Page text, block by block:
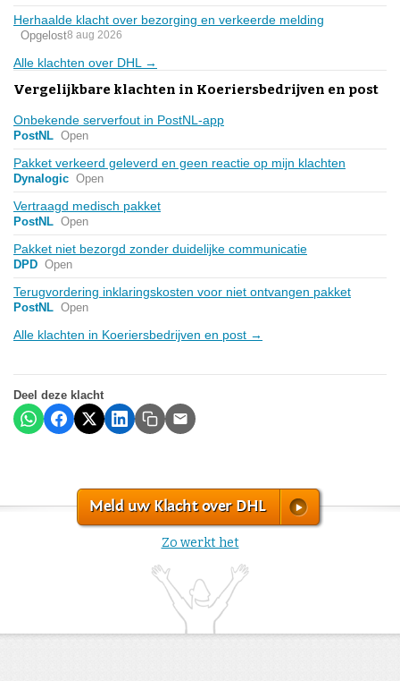
Herhaalde klacht over bezorging en verkeerde melding
Opgelost8 aug 2026
Alle klachten over DHL →
Vergelijkbare klachten in Koeriersbedrijven en post
Onbekende serverfout in PostNL-app
PostNL Open
Pakket verkeerd geleverd en geen reactie op mijn klachten
Dynalogic Open
Vertraagd medisch pakket
PostNL Open
Pakket niet bezorgd zonder duidelijke communicatie
DPD Open
Terugvordering inklaringskosten voor niet ontvangen pakket
PostNL Open
Alle klachten in Koeriersbedrijven en post →
Deel deze klacht
Meld uw Klacht over DHL
Zo werkt het